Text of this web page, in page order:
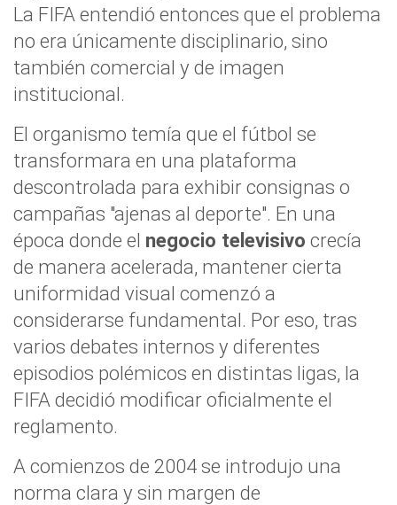
La FIFA entendió entonces que el problema
no era únicamente disciplinario, sino
también comercial y de imagen
institucional.
El organismo temía que el fútbol se
transformara en una plataforma
descontrolada para exhibir consignas o
campañas "ajenas al deporte". En una
época donde el negocio televisivo crecía
de manera acelerada, mantener cierta
uniformidad visual comenzó a
considerarse fundamental. Por eso, tras
varios debates internos y diferentes
episodios polémicos en distintas ligas, la
FIFA decidió modificar oficialmente el
reglamento.
A comienzos de 2004 se introdujo una
norma clara y sin margen de